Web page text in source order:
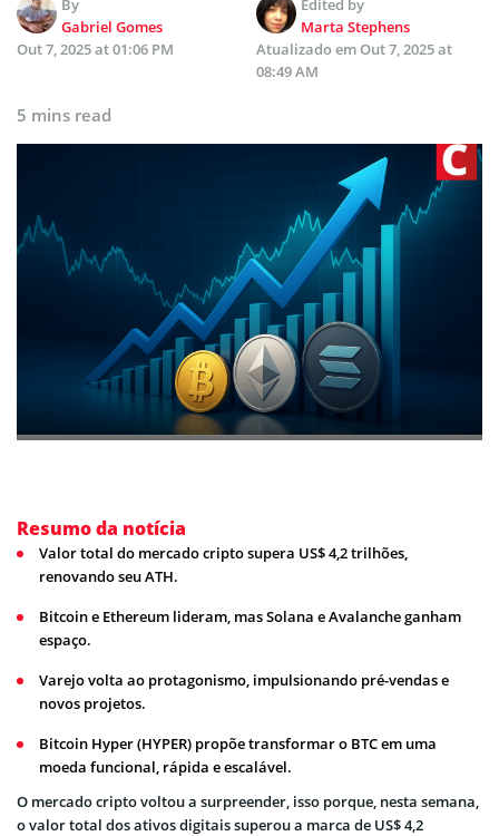
By
Gabriel Gomes
Edited by
Marta Stephens
Out 7, 2025 at 01:06 PM
Atualizado emOut 7, 2025 at
08:49 AM
5 mins read
Resumo da notícia
Valor total do mercado cripto supera US$ 4,2 trilhões,
renovando seu ATH.
Bitcoin e Ethereum lideram, mas Solana e Avalanche ganham
espaço.
Varejo volta ao protagonismo, impulsionando pré-vendas e
novos projetos.
Bitcoin Hyper (HYPER) propõe transformar o BTC em uma
moeda funcional, rápida e escalável.
O mercado cripto voltou a surpreender, isso porque, nesta semana,
o valor total dos ativos digitais superou a marca de US$ 4,2